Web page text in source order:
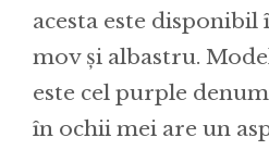
acesta este
mov și albastru.
este cel purple
în ochii mei are un